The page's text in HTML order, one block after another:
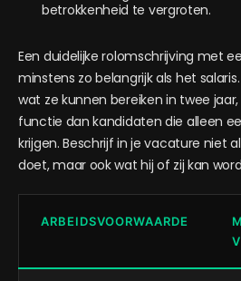
betrokkenheid te vergroten.
Een duidelijke rolomschrijving met
minstens zo belangrijk als het
wat ze kunnen bereiken in twee
functie dan kandidaten die alleen
krijgen. Beschrijf in je vacature niet
doet, maar ook wat hij of zij kan
ARBEIDSVOORWAARDE